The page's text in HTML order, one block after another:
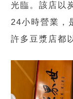
光臨。該店以
24小時營業，
許多豆漿店都